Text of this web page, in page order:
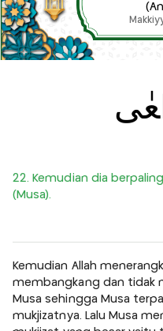
22. Kemudian dia
(Musa).
Kemudian Allah
membangkang dan tidak
Musa sehingga Musa
mukjizatnya. Lalu Musa